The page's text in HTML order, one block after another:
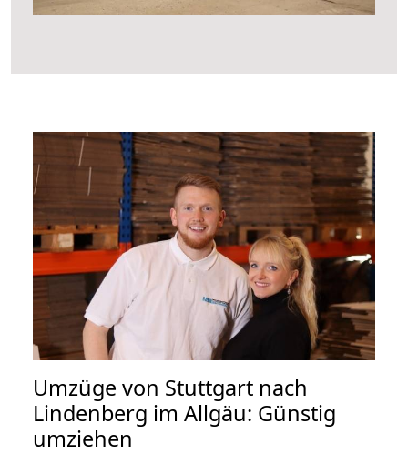
Umzüge von Stuttgart nach
Lindenberg im Allgäu: Günstig
umziehen